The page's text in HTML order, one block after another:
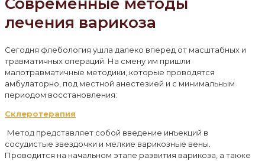
лечения варикоза
Сегодня флебология ушла далеко вперед от масштабных и
травматичных операций. На смену им пришли
малотравматичные методики, которые проводятся
амбулаторно, под местной анестезией и с минимальным
периодом восстановления:
Склеротерапия
Метод представляет собой введение инъекций в
сосудистые звездочки и мелкие варикозные вены.
Проводится на начальном этапе развития варикоза, а также